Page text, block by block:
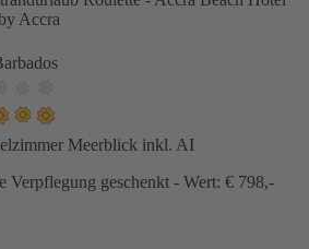
Accra
Meerblick inkl. AI
Verpflegung geschenkt - Wert: € 798,-